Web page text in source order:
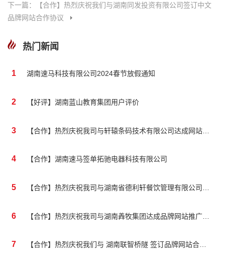
下一篇：【合作】热烈庆祝我们与湖南同发投资有限公司签订中文
品牌网站合作协议
热门新闻
1 湖南速马科技有限公司2024春节放假通知
2 【好评】湖南蓝山教育集团用户评价
3
4 【合作】湖南速马签单拓驰电器科技有限公司
5
6
7 【合作】热烈庆祝我们与 湖南联智桥隧 签订品牌网站合作协议！